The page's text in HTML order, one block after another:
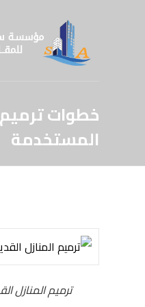
خطوات ترميم
المستخدمة
ترميم المنازل